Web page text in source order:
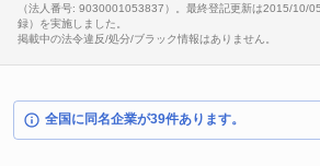
（法人番号: 9030001053837）。最終登記更新は2015/10/
録）を実施しました。
掲載中の法令違反/処分/ブラック情報はありません。
全国に同名企業が39件あります。